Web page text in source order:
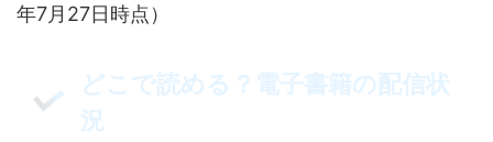
年7月27日時点）
どこで読める？電子書籍の配信状
況